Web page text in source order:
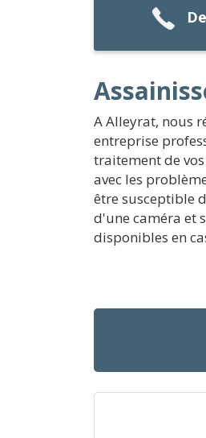
A Alleyrat, nous
entreprise
traitement de
avec les
être susceptible
d'une caméra et
disponibles en